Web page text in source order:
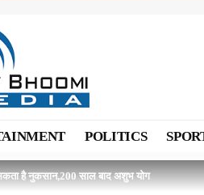
POLITICS
है नुकसान,200 साल बाद अशुभ योग